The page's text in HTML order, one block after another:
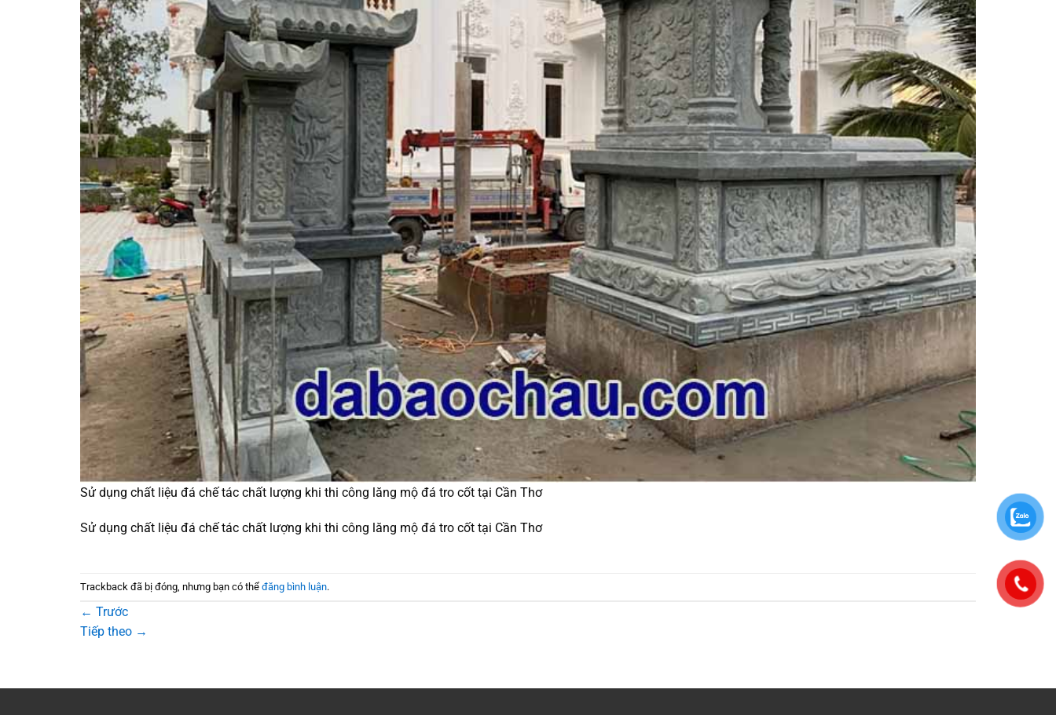
Sử dụng chất liệu đá chế tác chất lượng khi thi công lăng mộ đá tro cốt tại Cần Thơ
Sử dụng chất liệu đá chế tác chất lượng khi thi công lăng mộ đá tro cốt tại Cần Thơ
Trackback đã bị đóng, nhưng bạn có thể đăng bình luận.
← Trước
Tiếp theo →